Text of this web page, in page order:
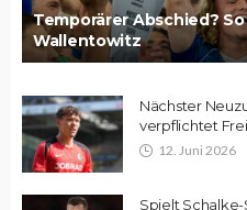
Temporärer Abschied?
Wallentowitz
Nächster
verpflichtet
12. Juni 2026
Spielt